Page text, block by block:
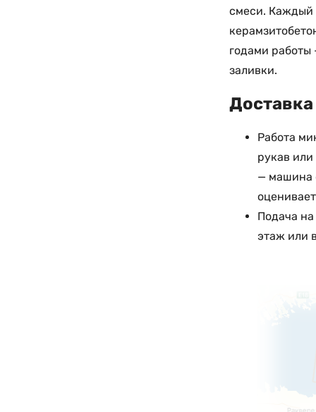
смеси. Каждый
годами работы
заливки.
Доставка
Работа
рукав или
— машина
Подача
этаж или